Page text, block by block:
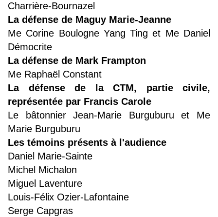
Charrière-Bournazel
La défense de Maguy Marie-Jeanne
Me Corine Boulogne Yang Ting et Me Daniel
Démocrite
La défense de Mark Frampton
Me Raphaël Constant
La défense de la CTM, partie civile,
représentée par Francis Carole
Le bâtonnier Jean-Marie Burguburu et Me
Marie Burguburu
Les témoins présents à l'audience
Daniel Marie-Sainte
Michel Michalon
Miguel Laventure
Louis-Félix Ozier-Lafontaine
Serge Capgras